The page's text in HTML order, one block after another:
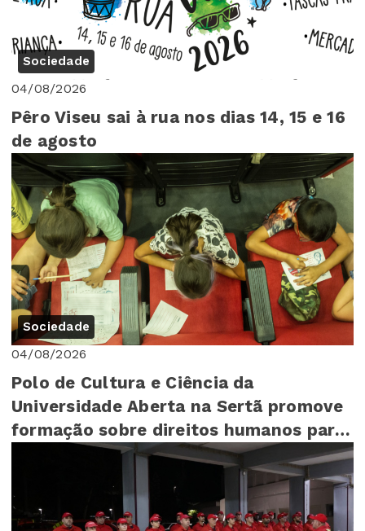
Sociedade
04/08/2026
Pêro Viseu sai à rua nos dias 14, 15 e 16
de agosto
Sociedade
04/08/2026
Polo de Cultura e Ciência da
Universidade Aberta na Sertã promove
formação sobre direitos humanos para
mais de 140 cr...